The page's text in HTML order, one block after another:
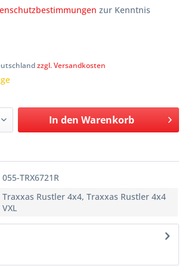
zur Kenntnis
zzgl. Versandkosten
In den Warenkorb
055-TRX6721R
Traxxas Rustler 4x4, Traxxas Rustler 4x4
VXL